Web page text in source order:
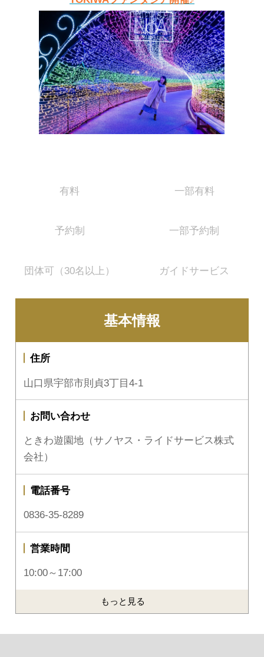
有料 一部有料
予約制 一部予約制
団体可（30名以上） ガイドサービス
基本情報
住所
山口県宇部市則貞3丁目4-1
お問い合わせ
ときわ遊園地（サノヤス・ライドサービス株式
会社）
電話番号
0836-35-8289
営業時間
10:00～17:00
もっと見る